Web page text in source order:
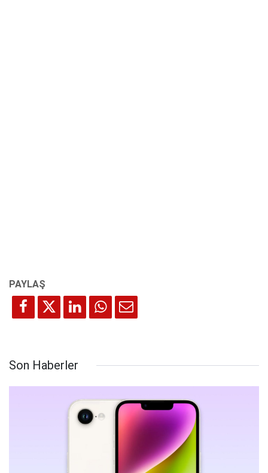
Son Haberler